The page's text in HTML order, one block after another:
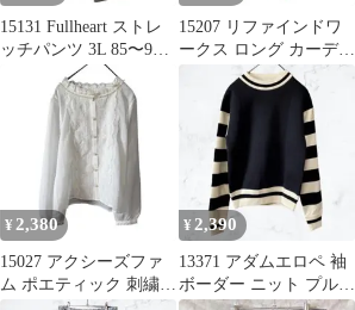
15131 Fullheart ストレ
ッチパンツ 3L 85〜93
グレージュ
15207 リファインドワ
ークス ロング カーディ
ガン 緑 F サイドスリッ
¥ 2,380
15027 アクシーズファ
ム ポエティック 刺繍レ
¥2,390
13371 アダムエロペ 袖
ボーダー ニット プルオ